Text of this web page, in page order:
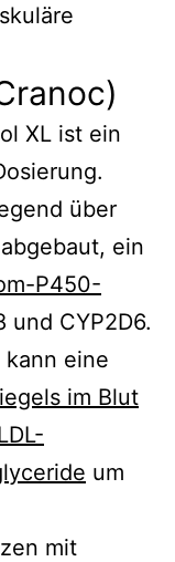
XL ist ein
über
ein
P450-
und CYP2D6.
eine
im Blut
um
mit